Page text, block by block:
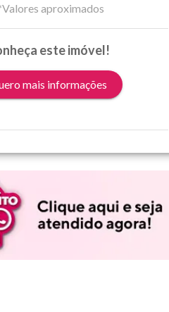
aproximados
este imóvel!
mais informações